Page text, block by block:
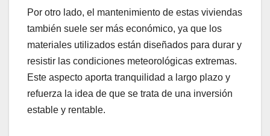
Por otro lado, el mantenimiento de estas viviendas
también suele ser más económico, ya que los
materiales utilizados están diseñados para durar y
resistir las condiciones meteorológicas extremas.
Este aspecto aporta tranquilidad a largo plazo y
refuerza la idea de que se trata de una inversión
estable y rentable.